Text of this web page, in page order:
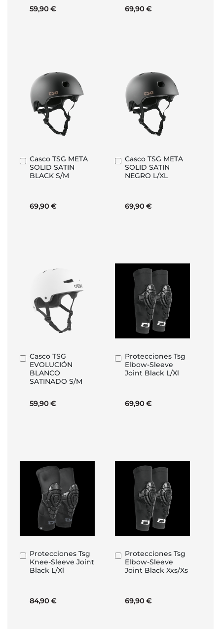
59,90 €
69,90 €
Casco TSG META
SOLID SATIN
BLACK S/M
69,90 €
Añadir
al
carrito
Casco TSG META
SOLID SATIN
NEGRO L/XL
69,90 €
Añadir
al
carrito
Casco TSG
EVOLUCIÓN
BLANCO
SATINADO S/M
59,90 €
Añadir
al
carrito
Protecciones Tsg
Elbow-Sleeve
Joint Black L/Xl
69,90 €
Añadir
al
carrito
Protecciones Tsg
Knee-Sleeve Joint
Black L/Xl
84,90 €
Añadir
al
carrito
Protecciones Tsg
Elbow-Sleeve
Joint Black Xxs/Xs
69,90 €
Añadir
al
carrito